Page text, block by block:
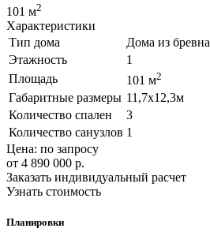
101 м2
Характеристики
Тип дома
Дома из бревна
Этажность
1
Площадь
101 м2
Габаритные размеры 11,7х12,3м
Количество спален
3
Количество санузлов 1
Цена: по запросу
от 4 890 000 р.
Заказать индивидуальный расчет
Узнать стоимость
Планировки